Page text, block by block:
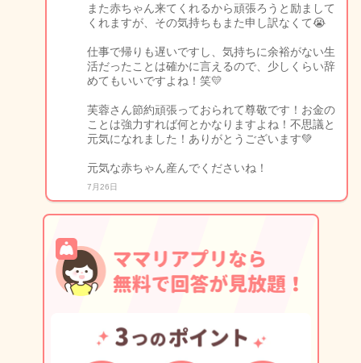
また赤ちゃん来てくれるから頑張ろうと励まして
くれますが、その気持ちもまた申し訳なくて😭
仕事で帰りも遅いですし、気持ちに余裕がない生
活だったことは確かに言えるので、少しくらい辞
めてもいいですよね！笑💛
芙蓉さん節約頑張っておられて尊敬です！お金の
ことは強力すれば何とかなりますよね！不思議と
元気になれました！ありがとうございます💚
元気な赤ちゃん産んでくださいね！
7月26日